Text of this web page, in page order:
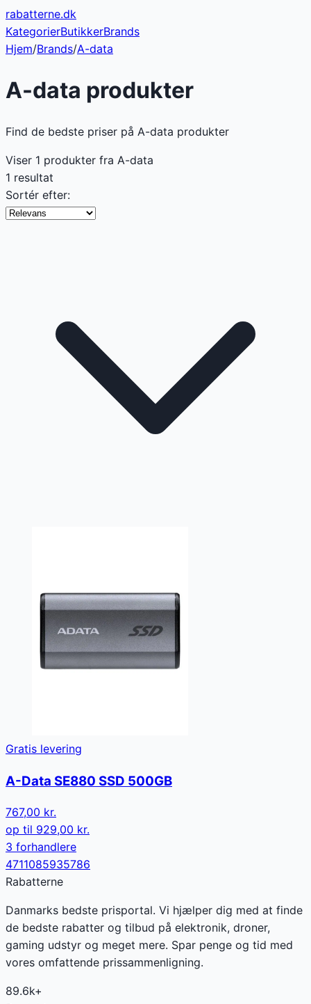
rabatterne.dk
KategorierButikkerBrands
Hjem/Brands/A-data
A-data produkter
Find de bedste priser på A-data produkter
Viser 1 produkter fra A-data
1 resultat
Sortér efter:
Gratis levering
A-Data SE880 SSD 500GB
767,00 kr.
op til 929,00 kr.
3 forhandlere
4711085935786
Rabatterne
Danmarks bedste prisportal. Vi hjælper dig med at finde
de bedste rabatter og tilbud på elektronik, droner,
gaming udstyr og meget mere. Spar penge og tid med
vores omfattende prissammenligning.
89.6k+